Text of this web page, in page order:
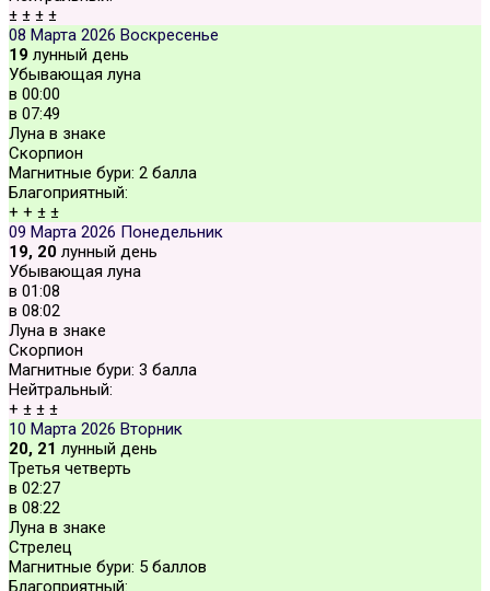
± ± ± ±
08 Марта 2026 Воскресенье
19 лунный день
Убывающая луна
в 00:00
в 07:49
Луна в знаке
Скорпион
Магнитные бури: 2 балла
Благоприятный:
+ + ± ±
09 Марта 2026 Понедельник
19, 20 лунный день
Убывающая луна
в 01:08
в 08:02
Луна в знаке
Скорпион
Магнитные бури: 3 балла
Нейтральный:
+ ± ± ±
10 Марта 2026 Вторник
20, 21 лунный день
Третья четверть
в 02:27
в 08:22
Луна в знаке
Стрелец
Магнитные бури: 5 баллов
Благоприятный: